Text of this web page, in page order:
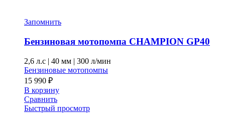
Запомнить
Бензиновая мотопомпа CHAMPION GP40
2,6 л.с | 40 мм | 300 л/мин
Бензиновые мотопомпы
15 990 ₽
В корзину
Сравнить
Быстрый просмотр